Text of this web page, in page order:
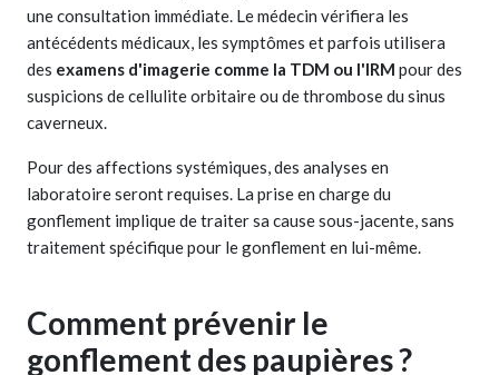
une consultation immédiate. Le médecin vérifiera les
antécédents médicaux, les symptômes et parfois utilisera
des examens d'imagerie comme la TDM ou l'IRM pour des
suspicions de cellulite orbitaire ou de thrombose du sinus
caverneux.
Pour des affections systémiques, des analyses en
laboratoire seront requises. La prise en charge du
gonflement implique de traiter sa cause sous-jacente, sans
traitement spécifique pour le gonflement en lui-même.
Comment prévenir le
gonflement des paupières ?